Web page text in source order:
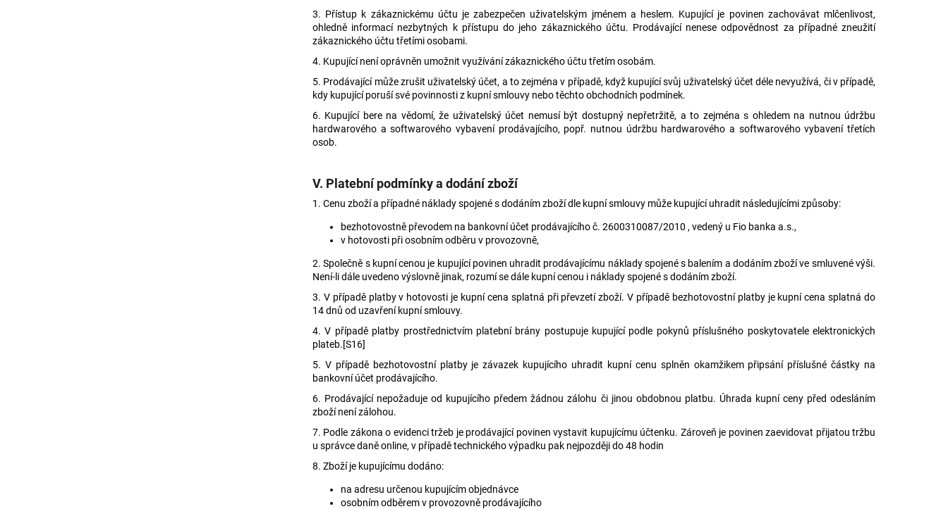
3. Přístup k zákaznickému účtu je zabezpečen uživatelským jménem a heslem. Kupující je povinen zachovávat mlčenlivost,
ohledně informací nezbytných k přístupu do jeho zákaznického účtu. Prodávající nenese odpovědnost za případné zneužití
zákaznického účtu třetími osobami.
4. Kupující není oprávněn umožnit využívání zákaznického účtu třetím osobám.
5. Prodávající může zrušit uživatelský účet, a to zejména v případě, když kupující svůj uživatelský účet déle nevyužívá, či v případě,
kdy kupující poruší své povinnosti z kupní smlouvy nebo těchto obchodních podmínek.
6. Kupující bere na vědomí, že uživatelský účet nemusí být dostupný nepřetržitě, a to zejména s ohledem na nutnou údržbu
hardwarového a softwarového vybavení prodávajícího, popř. nutnou údržbu hardwarového a softwarového vybavení třetích
osob.
V. Platební podmínky a dodání zboží
1. Cenu zboží a případné náklady spojené s dodáním zboží dle kupní smlouvy může kupující uhradit následujícími způsoby:
bezhotovostně převodem na bankovní účet prodávajícího č. 2600310087/2010 , vedený u Fio banka a.s.,
v hotovosti při osobním odběru v provozovně,
2. Společně s kupní cenou je kupující povinen uhradit prodávajícímu náklady spojené s balením a dodáním zboží ve smluvené výši.
Není-li dále uvedeno výslovně jinak, rozumí se dále kupní cenou i náklady spojené s dodáním zboží.
3. V případě platby v hotovosti je kupní cena splatná při převzetí zboží. V případě bezhotovostní platby je kupní cena splatná do
14 dnů od uzavření kupní smlouvy.
4. V případě platby prostřednictvím platební brány postupuje kupující podle pokynů příslušného poskytovatele elektronických
plateb.[S16]
5. V případě bezhotovostní platby je závazek kupujícího uhradit kupní cenu splněn okamžikem připsání příslušné částky na
bankovní účet prodávajícího.
6. Prodávající nepožaduje od kupujícího předem žádnou zálohu či jinou obdobnou platbu. Úhrada kupní ceny před odesláním
zboží není zálohou.
7. Podle zákona o evidenci tržeb je prodávající povinen vystavit kupujícímu účtenku. Zároveň je povinen zaevidovat přijatou tržbu
u správce daně online, v případě technického výpadku pak nejpozději do 48 hodin
8. Zboží je kupujícímu dodáno:
na adresu určenou kupujícím objednávce
osobním odběrem v provozovně prodávajícího